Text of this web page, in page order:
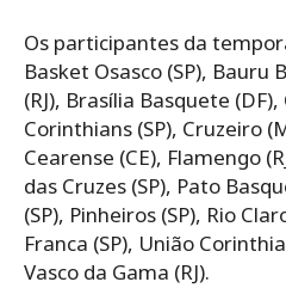
Os participantes da
Basket Osasco (SP), Bauru
(RJ), Brasília Basquete
Corinthians (SP), Cruzeiro
Cearense (CE), Flamengo
das Cruzes (SP), Pato
(SP), Pinheiros (SP), Rio
Franca (SP), União
Vasco da Gama (RJ).